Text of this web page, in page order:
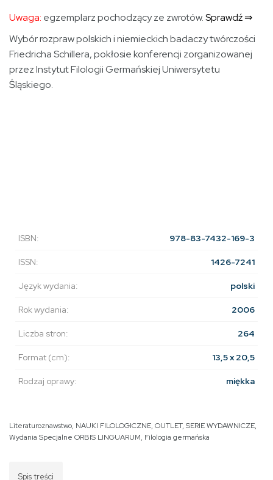
Uwaga: egzemplarz pochodzący ze zwrotów.Sprawdź ⇒
Wybór rozpraw polskich i niemieckich badaczy twórczości
Friedricha Schillera, pokłosie konferencji zorganizowanej
przez Instytut Filologii Germańskiej Uniwersytetu
Śląskiego.
ISBN: 978-83-7432-169-3
ISSN: 1426-7241
Język wydania: polski
Rok wydania: 2006
Liczba stron: 264
Format (cm): 13,5 x 20,5
Rodzaj oprawy: miękka
Literaturoznawstwo, NAUKI FILOLOGICZNE, OUTLET, SERIE WYDAWNICZE,
Wydania Specjalne ORBIS LINGUARUM, Filologia germańska
Spis treści